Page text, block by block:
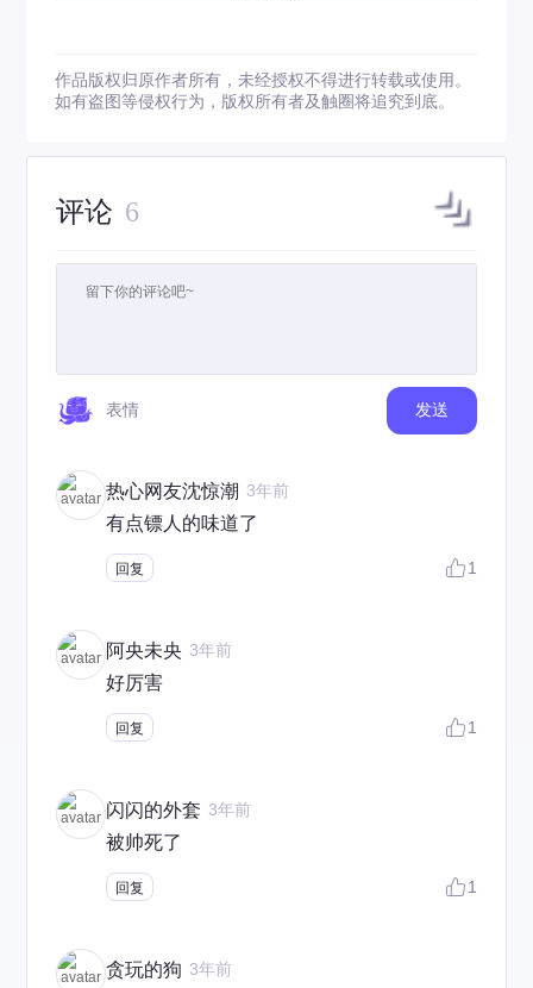
作品版权归原作者所有，未经授权不得进行转载或使用。
如有盗图等侵权行为，版权所有者及触圈将追究到底。
评论 6
表情 发送
热心网友沈惊潮 3年前
有点镖人的味道了
回复 1
阿央未央 3年前
好厉害
回复 1
闪闪的外套 3年前
被帅死了
回复 1
贪玩的狗 3年前